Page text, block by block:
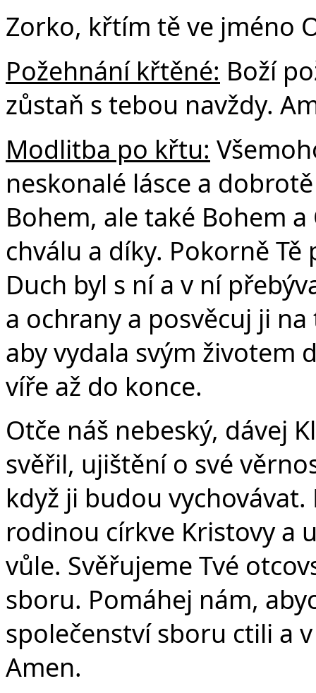
Zorko, křtím tě ve jméno
Požehnání křtěné: Boží
zůstaň s tebou navždy.
Modlitba po křtu:
neskonalé lásce a
Bohem, ale také Bohem
chválu a díky. Pokorně
Duch byl s ní a v ní
a ochrany a posvěcuj ji
aby vydala svým životem
víře až do konce.
Otče náš nebeský, dávej
svěřil, ujištění o své
když ji budou
rodinou církve Kristovy a
vůle. Svěřujeme Tvé
sboru. Pomáhej nám,
společenství sboru ctili a
Amen.